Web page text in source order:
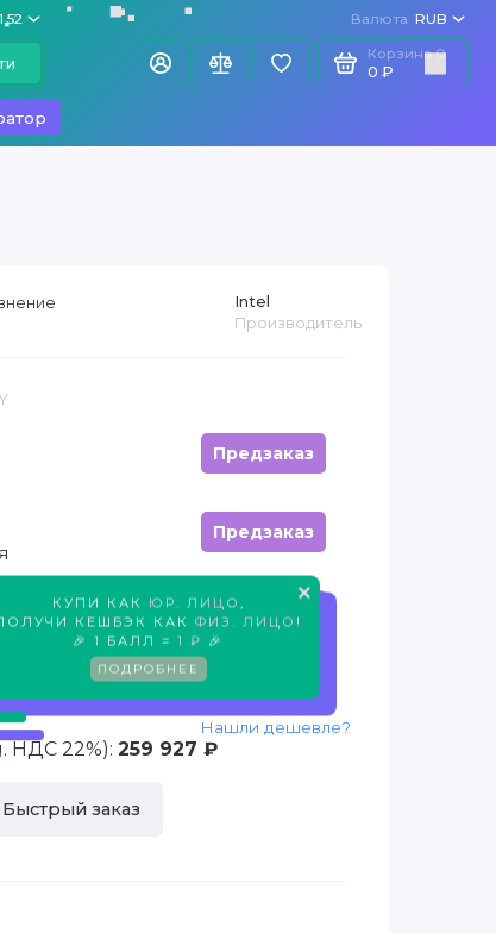
52 Валюта RUB
Корзина 0
0 ₽
×
КУПИ КАК ЮР. ЛИЦО
КЕШБЭК КАК ФИЗ. ЛИЦО !
🎉 1 БАЛЛ = 1 ₽ 🎉
ПОДРОБНЕЕ
Intel
Производитель
Предзаказ
Предзаказ
Предзаказ
НДС 22%): 259 927 ₽
Быстрый заказ
Нашли дешевле?